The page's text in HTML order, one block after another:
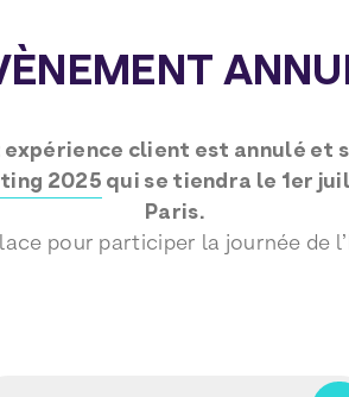
client est annulé et
2025 qui se tiendra le 1er
Paris.
pour participer la journée de